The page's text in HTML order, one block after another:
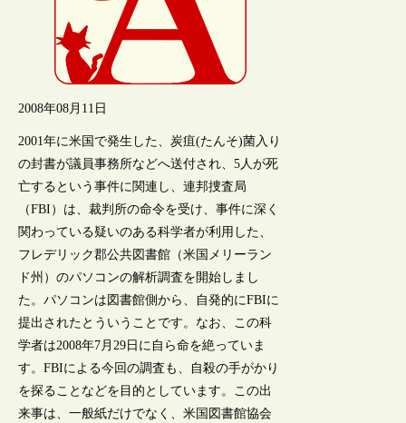
2008年08月11日
2001年に米国で発生した、炭疽(たんそ)菌入り
の封書が議員事務所などへ送付され、5人が死
亡するという事件に関連し、連邦捜査局
（FBI）は、裁判所の命令を受け、事件に深く
関わっている疑いのある科学者が利用した、
フレデリック郡公共図書館（米国メリーラン
ド州）のパソコンの解析調査を開始しまし
た。パソコンは図書館側から、自発的にFBIに
提出されたとういうことです。なお、この科
学者は2008年7月29日に自ら命を絶っていま
す。FBIによる今回の調査も、自殺の手がかり
を探ることなどを目的としています。この出
来事は、一般紙だけでなく、米国図書館協会